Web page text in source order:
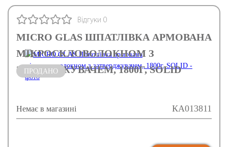
MICRO GLAS ШПАТЛІВКА АРМОВАНА
МІКРОСКЛОВОЛОКНОМ З
ЗАТВЕРДЖУВАЧЕМ, 1800Г, SOLID
Відгуки 0
КА013811
Немає в магазині
ПРОДАНО